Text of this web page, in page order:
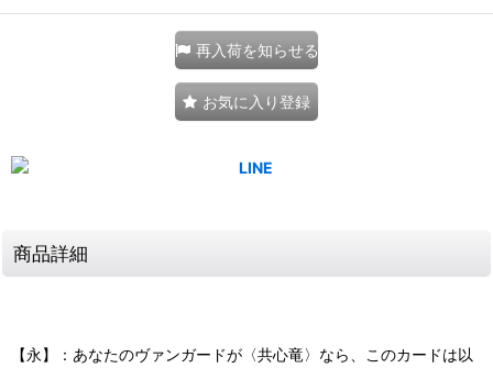
再入荷を知らせる
お気に入り登録
商品詳細
【永】：あなたのヴァンガードが〈共心竜〉なら、このカードは以